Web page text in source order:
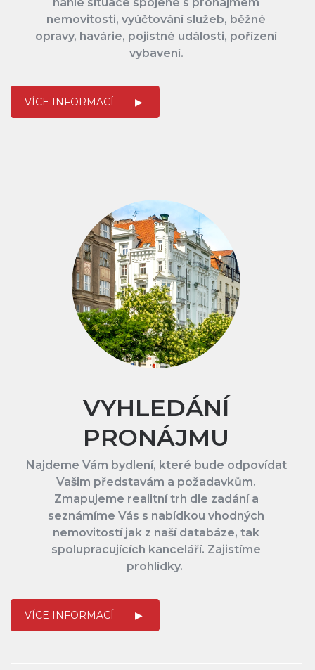
nemovitosti, vyúčtování služeb, běžné
opravy, havárie, pojistné události, pořízení
vybavení.
VÍCE INFORMACÍ
VYHLEDÁNÍ
PRONÁJMU
Najdeme Vám bydlení, které bude odpovídat
Vašim představám a požadavkům.
Zmapujeme realitní trh dle zadání a
seznámíme Vás s nabídkou vhodných
nemovitostí jak z naší databáze, tak
spolupracujících kanceláří. Zajistíme
prohlídky.
VÍCE INFORMACÍ